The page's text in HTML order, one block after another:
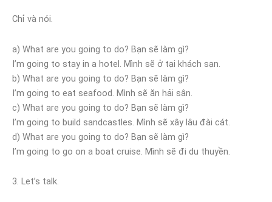
Chỉ và nói.
a) What are you going to do? Bạn sẽ làm gì?
I’m going to stay in a hotel. Mình sẽ ở tại khách sạn.
b) What are you going to do? Bạn sẽ làm gì?
I’m going to eat seafood. Mình sẽ ăn hải sân.
c) What are you going to do? Bạn sẽ làm gì?
I’m going to build sandcastles. Mình sẽ xây lâu đài cát.
d) What are you going to do? Bạn sẽ làm gì?
I’m going to go on a boat cruise. Mình sẽ đi du thuyền.
3. Let’s talk.